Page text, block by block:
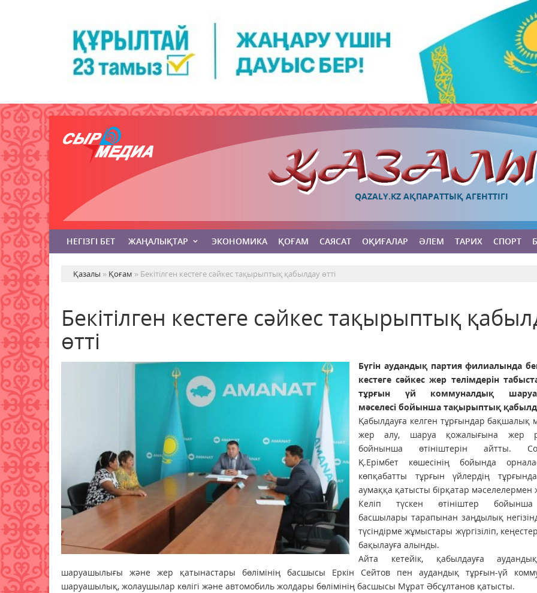
QAZALY.KZ АҚПАРАТТЫҚ АГЕНТТІГІ
НЕГІЗГІ БЕТ ЖАҢАЛЫҚТАР ЭКОНОМИКА ҚОҒАМ САЯСАТ ОҚИҒАЛАР ӘЛЕМ ТАРИХ СПОРТ
Қазалы » Қоғам » Бекітілген кестеге сәйкес тақырыптық қабылдау өтті
Бекітілген кестеге сәйкес тақырыптық
өтті
Бүгін аудандық партия филиалында
кестеге сәйкес жер телімдерін
тұрғын үй коммуналдық
мәселесі бойынша тақырыптық
Қабылдауға келген тұрғындар бақшалық
жер алу, шаруа қожалығына жер
бойнынша өтініштерін айтты.
Қ.Ерімбет көшесінің бойында
көпқабатты тұрғын үйлердің
аумаққа қатысты бірқатар мәселелермен
Келіп түскен өтініштер
басшылары тарапынан заңдылық
түсіндірме жұмыстары жүргізіліп,
бақылауға алынды.
Айта кетейік, қабылдауға
шаруашылығы және жер қатынастары бөлімінің басшысы Еркін Сейтов пен аудандық тұрғын-үй
шаруашылық, жолаушылар көлігі және автомобиль жолдары бөлімінің басшысы Мұрат Әбсұлтанов қатысты.